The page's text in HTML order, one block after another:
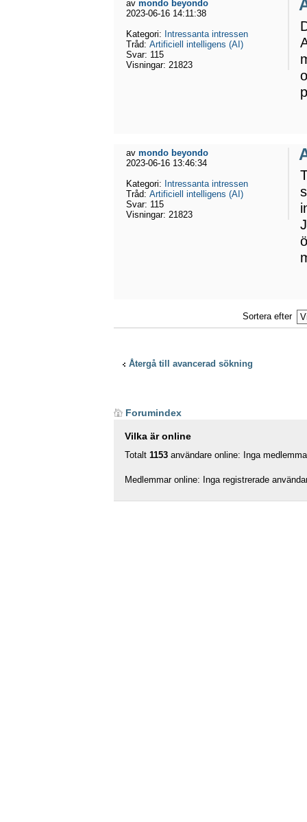
av mondo beyondo
2023-06-16 14:11:38
Kategori: Intressanta intressen
Tråd: Artificiell intelligens (AI)
Svar: 115
Visningar: 21823
av mondo beyondo
2023-06-16 13:46:34
Kategori: Intressanta intressen
Tråd: Artificiell intelligens (AI)
Svar: 115
Visningar: 21823
Sortera efter
Återgå till avancerad sökning
Forumindex
Vilka är online
Totalt 1153 användare online: Inga
Medlemmar online: Inga registrerade